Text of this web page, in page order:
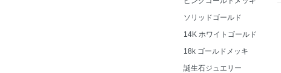
ソリッドゴールド
14K ホワイトゴールド
18k ゴールドメッキ
誕生石ジュエリー